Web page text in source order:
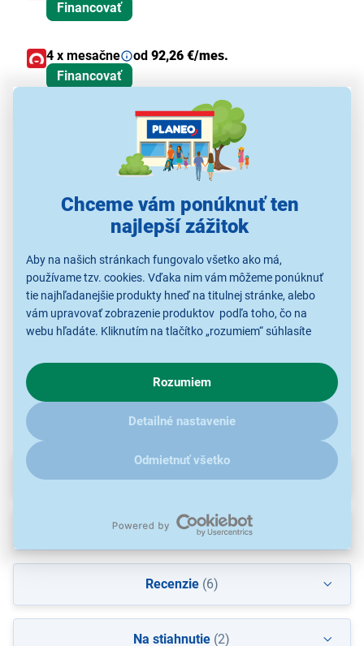
Chceme vám ponúknuť ten
najlepší zážitok
Aby na našich stránkach fungovalo všetko ako má,
používame tzv. cookies. Vďaka nim vám môžeme ponúknuť
tie najhľadanejšie produkty hneď na titulnej stránke, alebo
vám upravovať zobrazenie produktov podľa toho, čo na
webu hľadáte. Kliknutím na tlačítko „rozumiem“ súhlasíte
o chovaní na webe pre zobrazovaní cielených reklám.
V prípade že vás zaujímajú detaily, ako u nás s cookies a
ďalšími údaji pracujeme, kliknitesem.
Rozumiem
Detailné nastavenie
Odmietnuť všetko
Financovať
4 x mesačne od 92,26 €/mes.
Financovať
Alternatívy k tomuto produktu
365,90 €
Záhradné grily
399,00 €
Záhradné grily
529,00 €
Záhradné grily
Príslušenstvo(95)
Recenzie(6)
Na stiahnutie (2)